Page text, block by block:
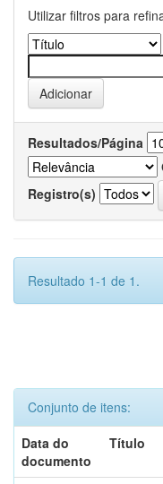
Utilizar filtros para
Resultados/Página
Registro(s)
Resultado 1-1 de 1.
Conjunto de itens:
Data do
documento
Título